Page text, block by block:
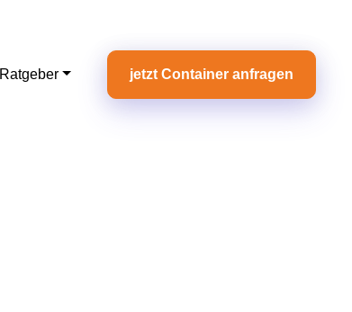
Ratgeber jetzt Container anfragen